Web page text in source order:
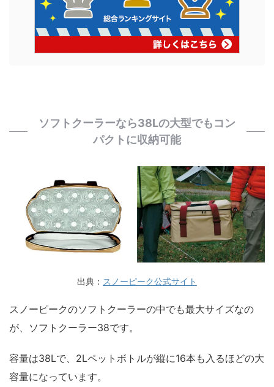
ソフトクーラーなら38Lの大型でもコン
パクトに収納可能
出典： スノーピーク公式サイト
スノーピークのソフトクーラーの中でも最大サイズなの
が、ソフトクーラー38です。
容量は38Lで、2Lペットボトルが縦に16本も入るほどの大
容量になっています。